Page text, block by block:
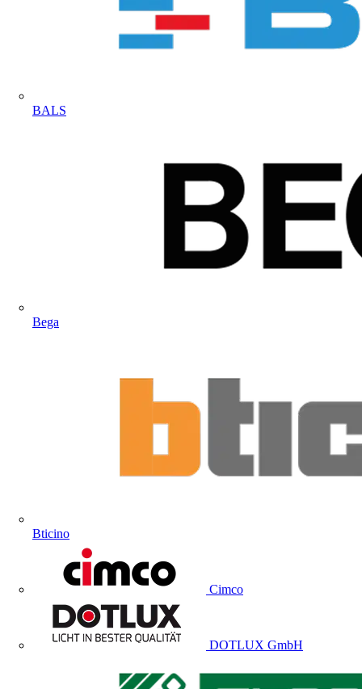
BALS
Bega
Bticino
Cimco
DOTLUX GmbH